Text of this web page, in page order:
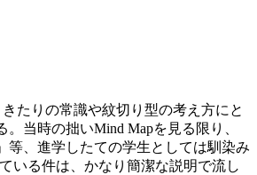
たりの常識や紋切り型の考え方にと
当時の拙いMind Mapを見る限り、
等、進学したての学生としては馴染み
いる件は、かなり簡潔な説明で流し